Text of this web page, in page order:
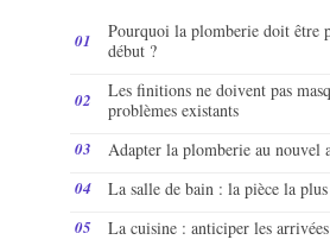
Pourquoi la plomberie doit être
début ?
Les finitions ne doivent pas
problèmes existants
Adapter la plomberie au nouvel
La salle de bain : la pièce la
La cuisine : anticiper les